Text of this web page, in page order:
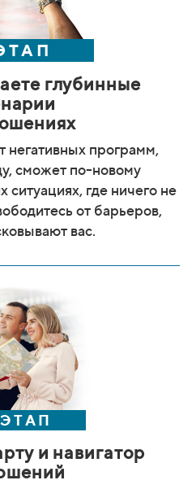
глубинные
негативных программ,
сможет по-новому
ситуациях, где ничего не
от барьеров,
вас.
и навигатор